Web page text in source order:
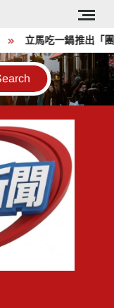
立馬吃一鍋推出「